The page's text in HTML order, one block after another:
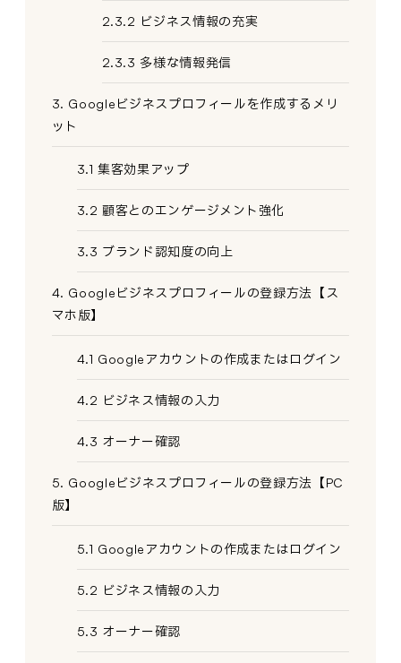
2.3.2 ビジネス情報の充実
2.3.3 多様な情報発信
3. Googleビジネスプロフィールを作成するメリ
ット
3.1 集客効果アップ
3.2 顧客とのエンゲージメント強化
3.3 ブランド認知度の向上
4. Googleビジネスプロフィールの登録方法【ス
マホ版】
4.1 Googleアカウントの作成またはログイン
4.2 ビジネス情報の入力
4.3 オーナー確認
5. Googleビジネスプロフィールの登録方法【PC
版】
5.1 Googleアカウントの作成またはログイン
5.2 ビジネス情報の入力
5.3 オーナー確認